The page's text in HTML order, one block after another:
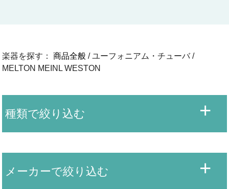
楽器を探す：商品全般/ ユーフォニアム・チューバ /
MELTON MEINL WESTON
種類で絞り込む
メーカーで絞り込む